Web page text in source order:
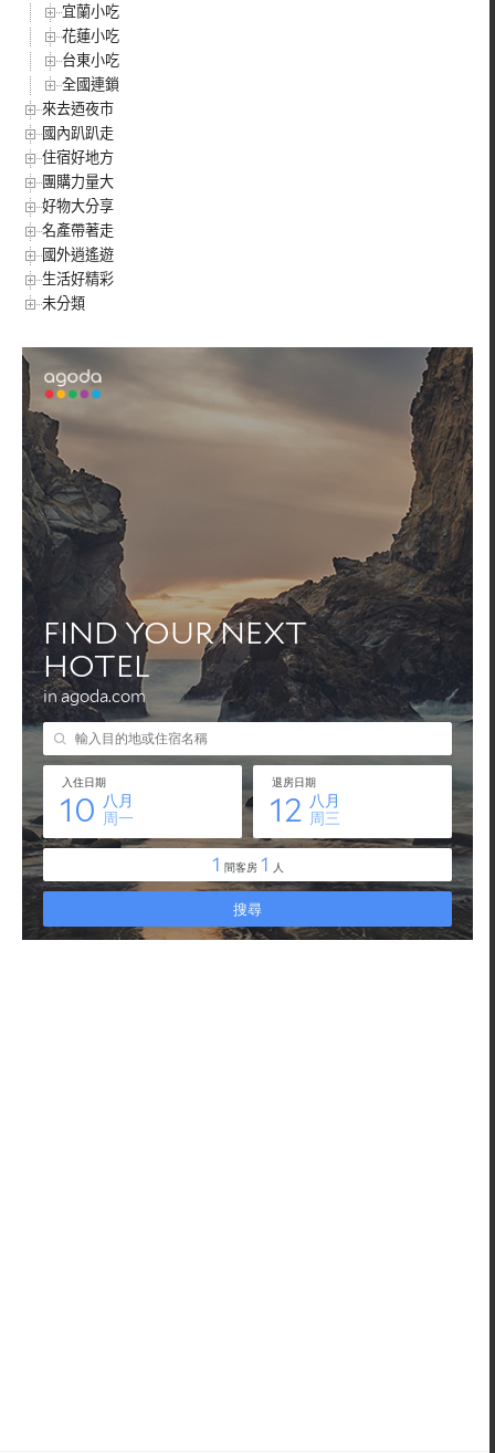
宜蘭小吃
花蓮小吃
台東小吃
全國連鎖
來去迺夜市
國內趴趴走
住宿好地方
團購力量大
好物大分享
名產帶著走
國外逍遙遊
生活好精彩
未分類